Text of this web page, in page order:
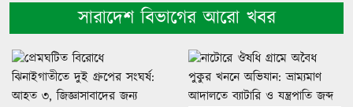
আমার সঙ্গে বিয়ে নয়, স্বপ্নে বাসর
হয়েছিল, রিজভীকে শাবনূর
সারাদেশ বিভাগের আরো খবর